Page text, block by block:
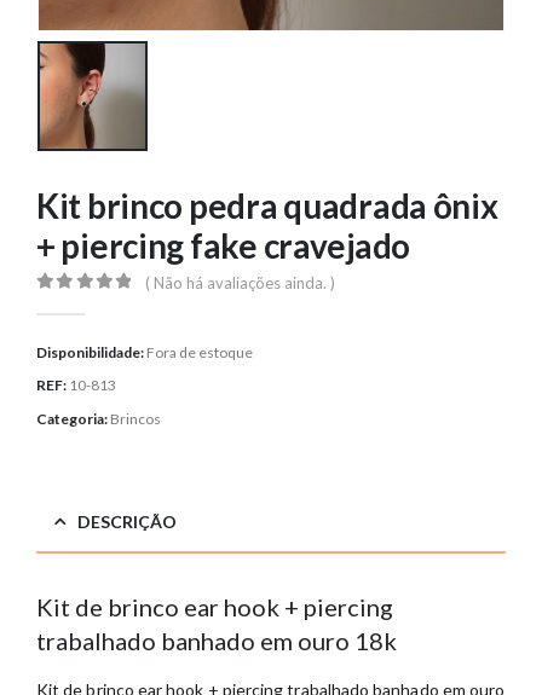
Kit brinco pedra quadrada ônix
+ piercing fake cravejado
( Não há avaliações ainda. )
Disponibilidade: Fora de estoque
REF: 10-813
Categoria: Brincos
DESCRIÇÃO
Kit de brinco ear hook + piercing
trabalhado banhado em ouro 18k
Kit de brinco ear hook + piercing trabalhado banhado em ouro